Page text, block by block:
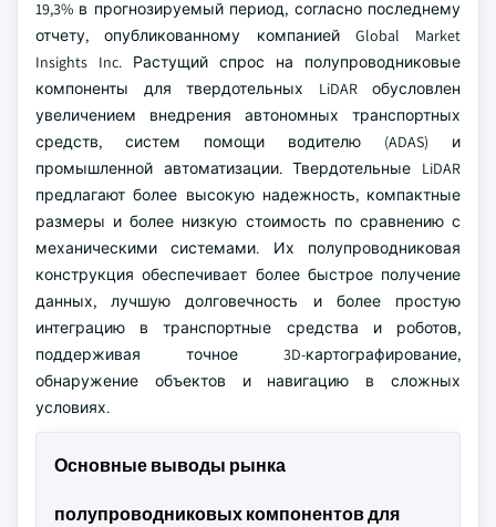
19,3% в прогнозируемый период, согласно последнему
отчету, опубликованному компанией Global Market
Insights Inc. Растущий спрос на полупроводниковые
компоненты для твердотельных LiDAR обусловлен
увеличением внедрения автономных транспортных
средств, систем помощи водителю (ADAS) и
промышленной автоматизации. Твердотельные LiDAR
предлагают более высокую надежность, компактные
размеры и более низкую стоимость по сравнению с
механическими системами. Их полупроводниковая
конструкция обеспечивает более быстрое получение
данных, лучшую долговечность и более простую
интеграцию в транспортные средства и роботов,
поддерживая точное 3D-картографирование,
обнаружение объектов и навигацию в сложных
условиях.
Основные выводы рынка
полупроводниковых компонентов для